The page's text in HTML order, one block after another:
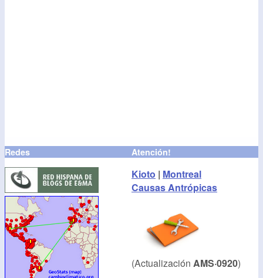
Redes Atención!
Kioto | Montreal
Causas Antrópicas
(Actualización AMS·0920)